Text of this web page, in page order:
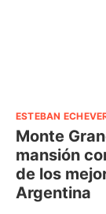
ESTEBAN
Monte
mansión
de los
Argentina